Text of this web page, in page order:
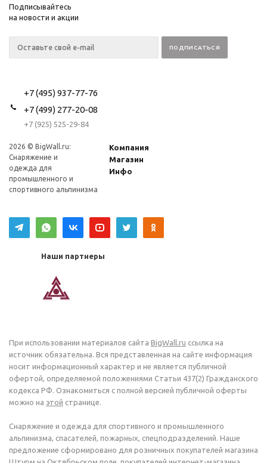
Подписывайтесь
на новости и акции
+7 (495) 937-77-76
+7 (499) 277-20-08
+7 (925) 525-29-84
2026 © BigWall.ru:
Снаряжение и
одежда для
промышленного и
спортивного альпинизма
Компания
Магазин
Инфо
Наши партнеры
При использовании материалов сайта BigWall.ru ссылка на
источник обязательна. Вся представленная на сайте информация
носит информационный характер и не является публичной
офертой, определяемой положениями Статьи 437(2) Гражданского
кодекса РФ. Ознакомиться с полной версией публичной оферты
можно на этой странице.
Снаряжение и одежда для спортивного и промышленного
альпинизма, спасателей, пожарных, спецподразделений. Наше
предложение сформировано для розничных покупателей магазина